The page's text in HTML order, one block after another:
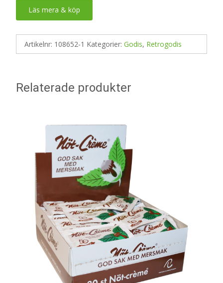
Läs mera & köp
Artikelnr: 108652-1 Kategorier: Godis, Retrogodis
Relaterade produkter